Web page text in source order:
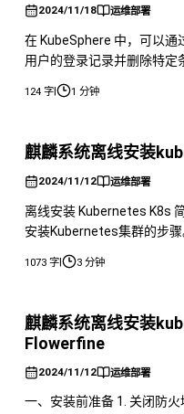
2024/11/18 运维部署
在 KubeSphere 中，可以通
用户的登录记录并删除特定
记录： 根据实际需求，删
状态 执行以下命令编辑用
存后退出。 千万不要改错了
124 字| 1 分钟
麒麟系统离线安装
2024/11/12 运维部署
离线安装 Kubernetes K8s
安装Kubernetes集群的步骤
步骤可选110手动安装文件
入容器镜像 13. 步骤 12：重
1073 字| 3 分钟
麒麟系统离线安装
Flowerfine
2024/11/12 运维部署
一、安装前准备 1. 关闭防火